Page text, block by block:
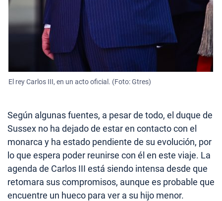
El rey Carlos III, en un acto oficial. (Foto: Gtres)
Según algunas fuentes, a pesar de todo, el duque de
Sussex no ha dejado de estar en contacto con el
monarca y ha estado pendiente de su evolución, por
lo que espera poder reunirse con él en este viaje. La
agenda de Carlos III está siendo intensa desde que
retomara sus compromisos, aunque es probable que
encuentre un hueco para ver a su hijo menor.